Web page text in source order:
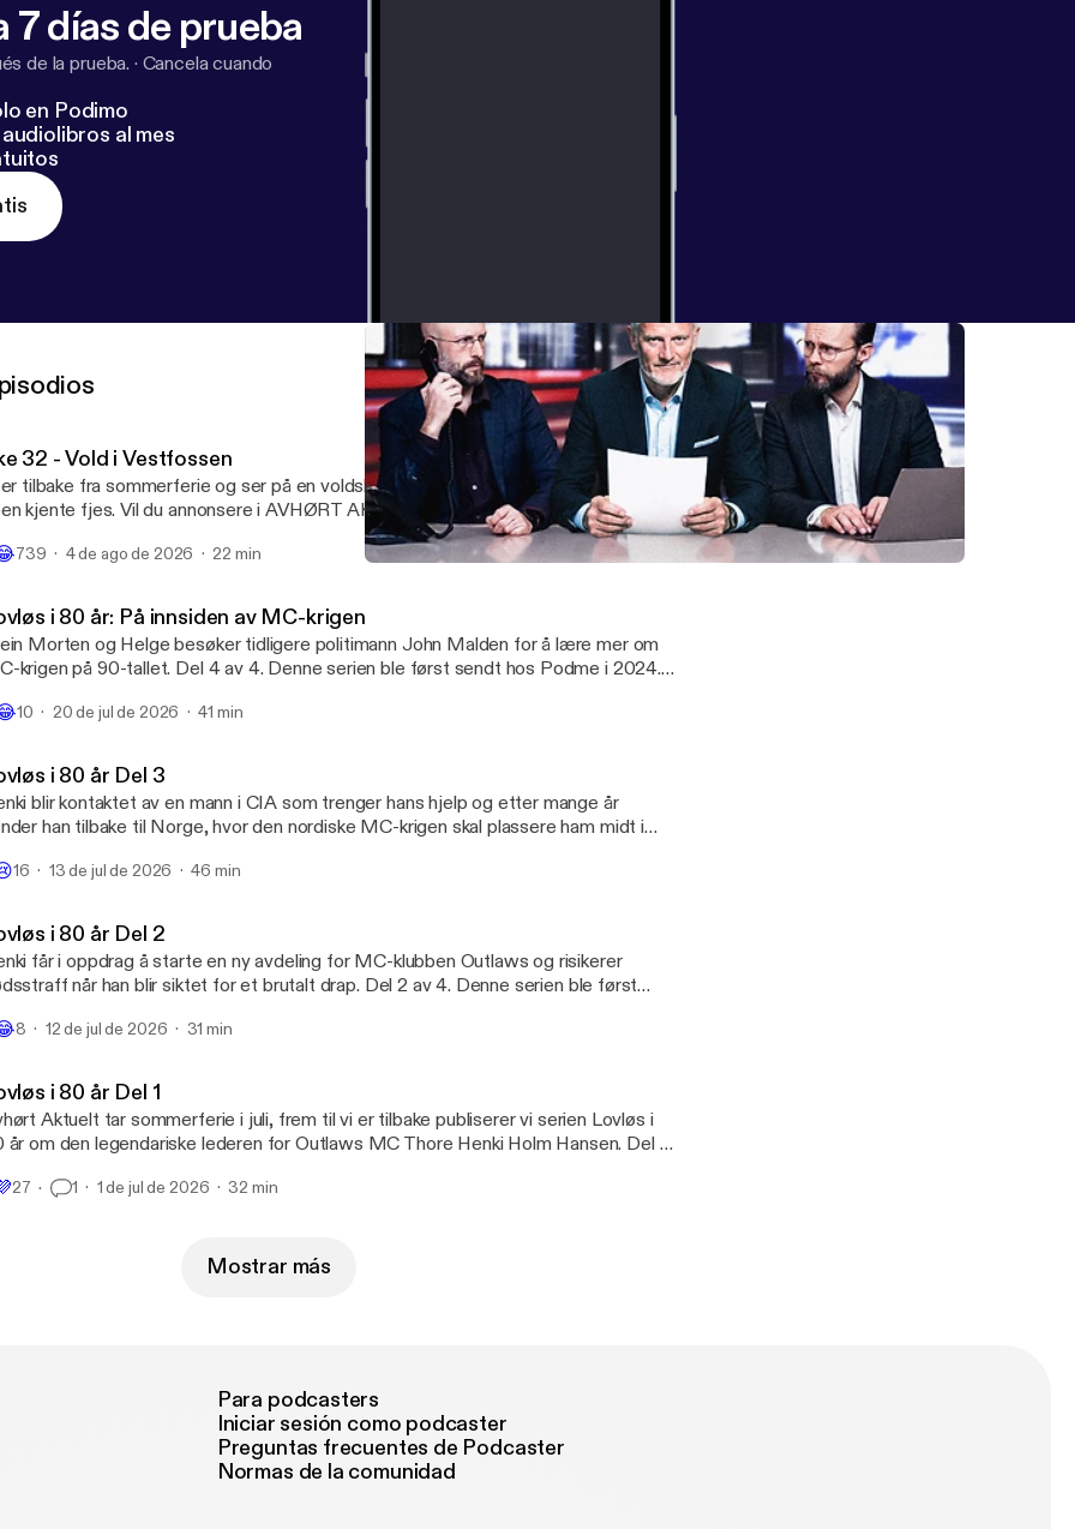
7 días de prueba
de la prueba. · Cancela cuando
en Podimo
al mes
32 - Vold i Vestfossen
tilbake fra sommerferie og ser på en voldshendelse i Vestfossen som involverer
Vil du annonsere i AVHØRT AKTUELT? Ta kontakt med vår
Acast. See acast.com/privacy [https://acast.com/privacy] for
739 4 de ago de 2026 22 min
i 80 år: På innsiden av MC-krigen
Morten og Helge besøker tidligere politimann John Malden for å lære mer om
krigen på 90-tallet. Del 4 av 4. Denne serien ble først sendt hos Podme i 2024.
du annonsere i AVHØRT AKTUELT? Ta kontakt med vår salgspartner Acast.
Acast. See acast.com/privacy [https://acast.com/privacy] for more information.
10 20 de jul de 2026 41 min
i 80 år Del 3
blir kontaktet av en mann i CIA som trenger hans hjelp og etter mange år
han tilbake til Norge, hvor den nordiske MC-krigen skal plassere ham midt i
hele serien helt uten reklame. Vil du annonsere i AVHØRT AKTUELT? Ta
Hosted on Acast. See acast.com/privacy
acast.com/privacy] for more information.
16 13 de jul de 2026 46 min
i 80 år Del 2
får i oppdrag å starte en ny avdeling for MC-klubben Outlaws og risikerer
når han blir siktet for et brutalt drap. Del 2 av 4. Denne serien ble først
i AVHØRT AKTUELT? Ta kontakt med vår salgspartner Acast. Ansvarlig
acast.com/privacy [https://acast.com/privacy] for more information.
8 12 de jul de 2026 31 min
i 80 år Del 1
Aktuelt tar sommerferie i juli, frem til vi er tilbake publiserer vi serien Lovløs i
år om den legendariske lederen for Outlaws MC Thore Henki Holm Hansen. Del 1
nå helt uten reklame. Gå inn på Podme.no eller last ned Podme-appen. Vil
Acast. See acast.com/privacy [https://acast.com/privacy] for more information.
27 1 1 de jul de 2026 32 min
Mostrar más
Para podcasters
Iniciar sesión como podcaster
Preguntas frecuentes de Podcaster
Normas de la comunidad